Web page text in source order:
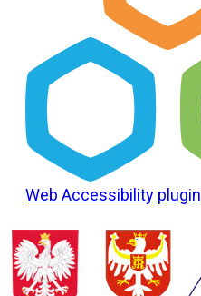
Web Accessibility plugin